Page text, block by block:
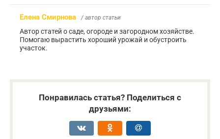
Елена Смирнова / автор статьи
Автор статей о саде, огороде и загородном хозяйстве.
Помогаю вырастить хороший урожай и обустроить
участок.
Понравилась статья? Поделиться с
друзьями: